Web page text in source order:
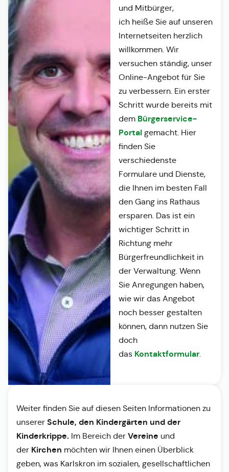
und Mitbürger,
ich heiße Sie auf unseren
Internetseiten herzlich
willkommen. Wir
versuchen ständig, unser
Online-Angebot für Sie
zu verbessern. Ein erster
Schritt wurde bereits mit
dem Bürgerservice-
Portalgemacht. Hier
finden Sie
verschiedenste
Formulare und Dienste,
die Ihnen im besten Fall
den Gang ins Rathaus
ersparen. Das ist ein
wichtiger Schritt in
Richtung mehr
Bürgerfreundlichkeit in
der Verwaltung. Wenn
Sie Anregungen haben,
wie wir das Angebot
noch besser gestalten
können, dann nutzen Sie
doch
das Kontaktformular.
Weiter finden Sie auf diesen Seiten Informationen zu
unserer Schule, den Kindergärten und der
Kinderkrippe. Im Bereich der Vereine und
der Kirchen möchten wir Ihnen einen Überblick
geben, was Karlskron im sozialen, gesellschaftlichen